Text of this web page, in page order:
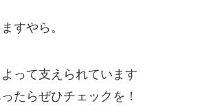
すやら。
って支えられています
たらぜひチェックを！